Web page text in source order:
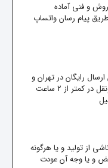
و فنی آماده
پیام رسان واتساپ
رایگان در تهران و
شهرستان ها تا شرکت حمل ونقل در کمتر از 2 ساعت
از تولید و یا هرگونه
و یا وجه آن عودت